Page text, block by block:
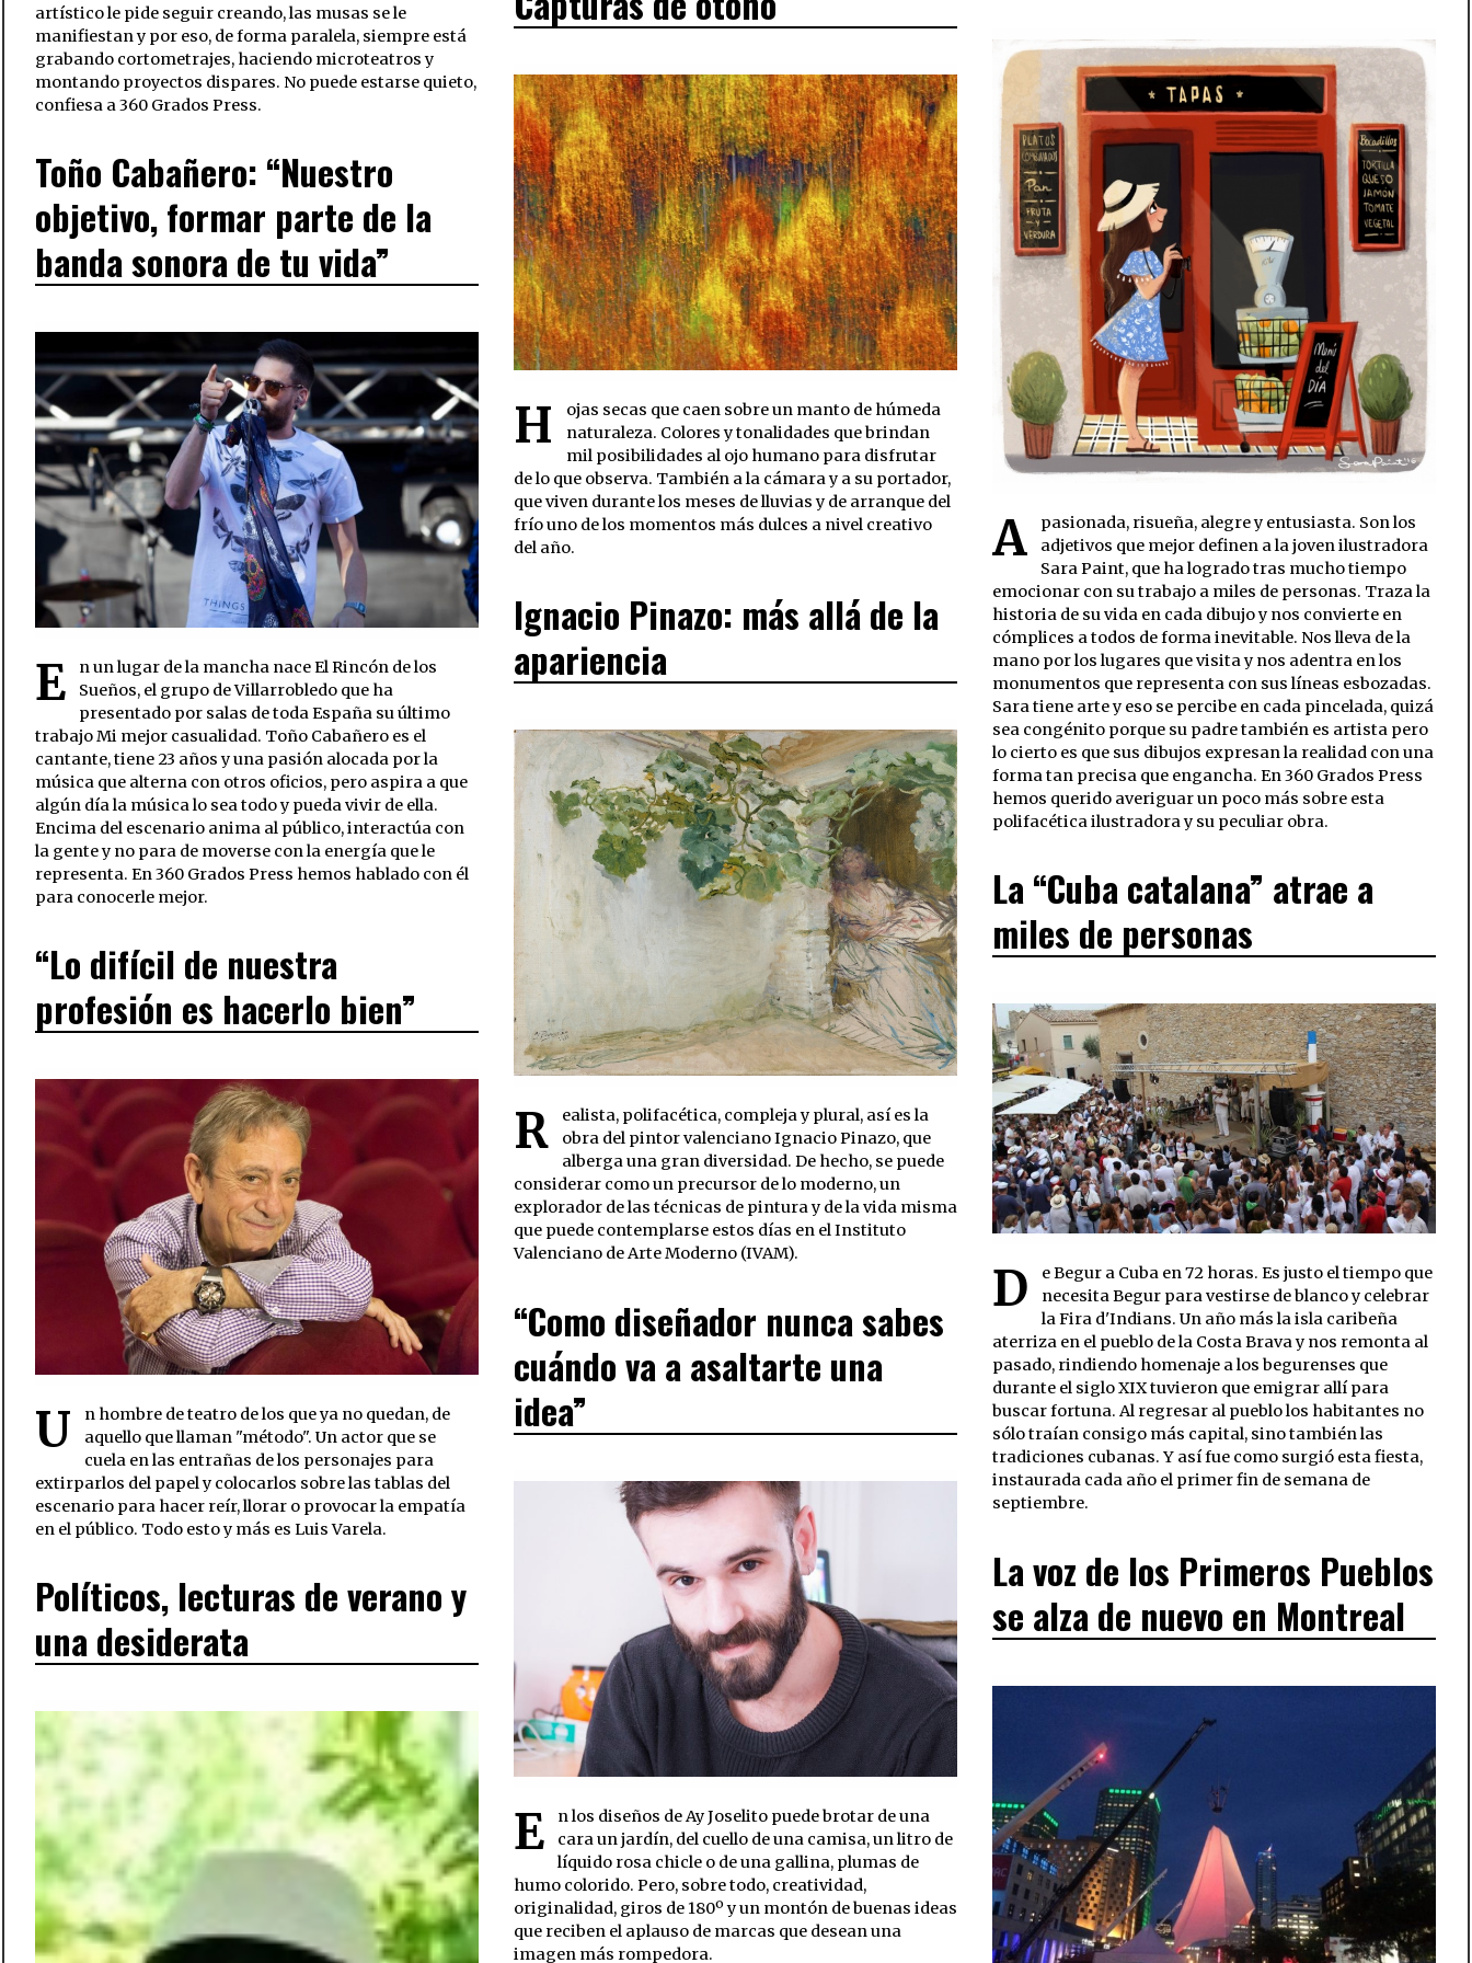
artístico le pide seguir creando, las musas se le
manifiestan y por eso, de forma paralela, siempre está
grabando cortometrajes, haciendo microteatros y
montando proyectos dispares. No puede estarse quieto,
confiesa a 360 Grados Press.
A
pasionada, risueña, alegre y entusiasta. Son los
adjetivos que mejor definen a la joven ilustradora
Sara Paint, que ha logrado tras mucho tiempo
emocionar con su trabajo a miles de personas. Traza la
historia de su vida en cada dibujo y nos convierte en
cómplices a todos de forma inevitable. Nos lleva de la
mano por los lugares que visita y nos adentra en los
monumentos que representa con sus líneas esbozadas.
Sara tiene arte y eso se percibe en cada pincelada, quizá
sea congénito porque su padre también es artista pero
lo cierto es que sus dibujos expresan la realidad con una
forma tan precisa que engancha. En 360 Grados Press
hemos querido averiguar un poco más sobre esta
polifacética ilustradora y su peculiar obra.
H
ojas secas que caen sobre un manto de húmeda
naturaleza. Colores y tonalidades que brindan
mil posibilidades al ojo humano para disfrutar
de lo que observa. También a la cámara y a su portador,
que viven durante los meses de lluvias y de arranque del
frío uno de los momentos más dulces a nivel creativo
del año.
Toño Cabañero: “Nuestro
objetivo, formar parte de la
banda sonora de tu vida”
E
n un lugar de la mancha nace El Rincón de los
Sueños, el grupo de Villarrobledo que ha
presentado por salas de toda España su último
trabajo Mi mejor casualidad. Toño Cabañero es el
cantante, tiene 23 años y una pasión alocada por la
música que alterna con otros oficios, pero aspira a que
algún día la música lo sea todo y pueda vivir de ella.
Encima del escenario anima al público, interactúa con
la gente y no para de moverse con la energía que le
representa. En 360 Grados Press hemos hablado con él
para conocerle mejor.
Ignacio Pinazo: más allá de la
apariencia
R
ealista, polifacética, compleja y plural, así es la
obra del pintor valenciano Ignacio Pinazo, que
alberga una gran diversidad. De hecho, se puede
considerar como un precursor de lo moderno, un
explorador de las técnicas de pintura y de la vida misma
que puede contemplarse estos días en el Instituto
Valenciano de Arte Moderno (IVAM).
La “Cuba catalana” atrae a
miles de personas
D
e Begur a Cuba en 72 horas. Es justo el tiempo que
necesita Begur para vestirse de blanco y celebrar
la Fira d'Indians. Un año más la isla caribeña
aterriza en el pueblo de la Costa Brava y nos remonta al
pasado, rindiendo homenaje a los begurenses que
durante el siglo XIX tuvieron que emigrar allí para
buscar fortuna. Al regresar al pueblo los habitantes no
sólo traían consigo más capital, sino también las
tradiciones cubanas. Y así fue como surgió esta fiesta,
instaurada cada año el primer fin de semana de
septiembre.
“Lo difícil de nuestra
profesión es hacerlo bien”
U
n hombre de teatro de los que ya no quedan, de
aquello que llaman "método". Un actor que se
cuela en las entrañas de los personajes para
extirparlos del papel y colocarlos sobre las tablas del
escenario para hacer reír, llorar o provocar la empatía
en el público. Todo esto y más es Luis Varela.
“Como diseñador nunca sabes
cuándo va a asaltarte una
idea”
E
n los diseños de Ay Joselito puede brotar de una
cara un jardín, del cuello de una camisa, un litro de
líquido rosa chicle o de una gallina, plumas de
humo colorido. Pero, sobre todo, creatividad,
originalidad, giros de 180º y un montón de buenas ideas
que reciben el aplauso de marcas que desean una
imagen más rompedora.
La voz de los Primeros Pueblos
se alza de nuevo en Montreal
Políticos, lecturas de verano y
una desiderata